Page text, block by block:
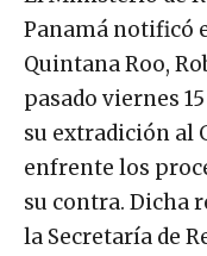
Panamá notificó
Quintana Roo,
pasado viernes
su extradición al
enfrente los
su contra. Dicha
la Secretaría de